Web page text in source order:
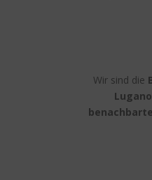
Wir sind die
Lugano